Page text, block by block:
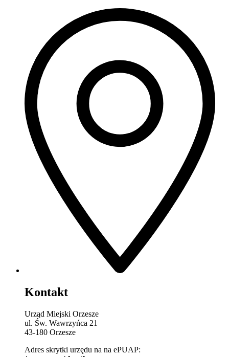
Kontakt
Urząd Miejski Orzesze
ul. Św. Wawrzyńca 21
43-180 Orzesze
Adres skrytki urzędu na na ePUAP: